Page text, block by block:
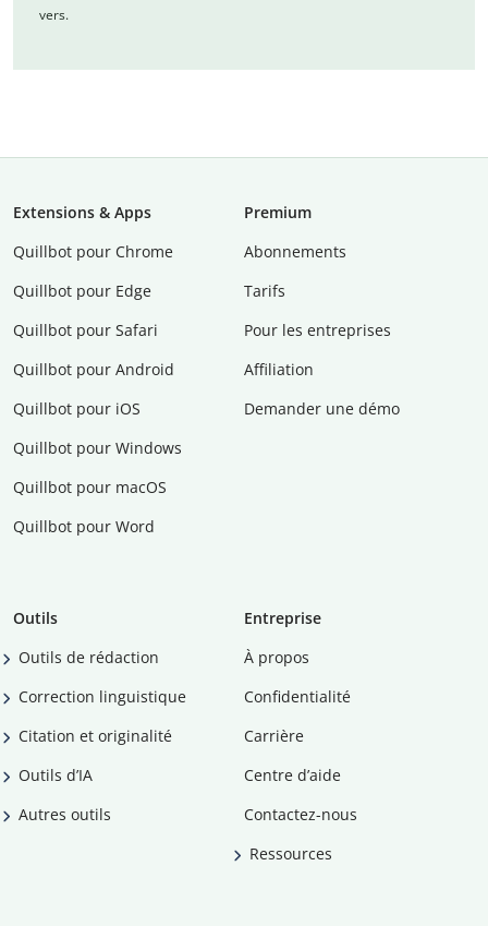
vers.
Extensions & Apps
Quillbot pour Chrome
Quillbot pour Edge
Quillbot pour Safari
Quillbot pour Android
Quillbot pour iOS
Quillbot pour Windows
Quillbot pour macOS
Quillbot pour Word
Premium
Abonnements
Tarifs
Pour les entreprises
Affiliation
Demander une démo
Outils
Outils de rédaction
Correction linguistique
Citation et originalité
Outils d’IA
Autres outils
Entreprise
À propos
Confidentialité
Carrière
Centre d’aide
Contactez-nous
Ressources